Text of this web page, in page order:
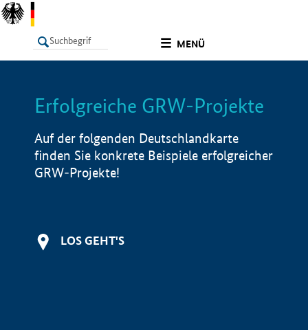
MENÜ
LISTE Info
Erfolgreiche GRW-Projekte
Auf der folgenden Deutschlandkarte
finden Sie konkrete Beispiele erfolgreicher
GRW-Projekte!
LOS GEHT'S